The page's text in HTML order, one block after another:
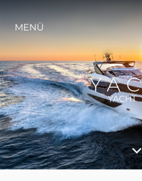
DIE
DAS
MENÜ
YACHT